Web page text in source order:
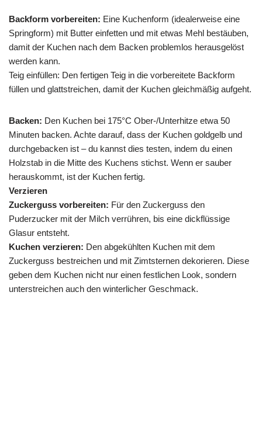
Backform vorbereiten: Eine Kuchenform (idealerweise eine
Springform) mit Butter einfetten und mit etwas Mehl bestäuben,
damit der Kuchen nach dem Backen problemlos herausgelöst
werden kann.
Teig einfüllen: Den fertigen Teig in die vorbereitete Backform
füllen und glattstreichen, damit der Kuchen gleichmäßig aufgeht.
Backen: Den Kuchen bei 175°C Ober-/Unterhitze etwa 50
Minuten backen. Achte darauf, dass der Kuchen goldgelb und
durchgebacken ist – du kannst dies testen, indem du einen
Holzstab in die Mitte des Kuchens stichst. Wenn er sauber
herauskommt, ist der Kuchen fertig.
Verzieren
Zuckerguss vorbereiten: Für den Zuckerguss den
Puderzucker mit der Milch verrühren, bis eine dickflüssige
Glasur entsteht.
Kuchen verzieren: Den abgekühlten Kuchen mit dem
Zuckerguss bestreichen und mit Zimtsternen dekorieren. Diese
geben dem Kuchen nicht nur einen festlichen Look, sondern
unterstreichen auch den winterlicher Geschmack.